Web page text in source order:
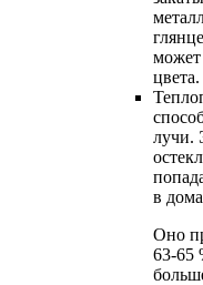
цвета.
лучи.
в
Оно
63-65